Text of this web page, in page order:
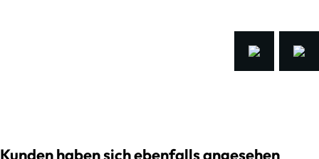
Kunden haben sich ebenfalls angesehen